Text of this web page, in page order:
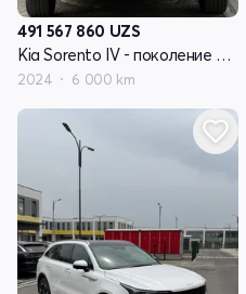
491 567 860 UZS
Kia Sorento IV - поколение рестайлинг
2024 6 000 km